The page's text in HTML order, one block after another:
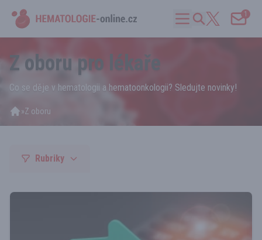
1
Z oboru pro lékaře
Co se děje v hematologii a hematoonkologii? Sledujte novinky!
»Z oboru
Rubriky